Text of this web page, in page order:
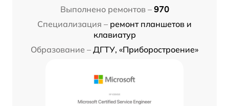
Выполнено ремонтов – 970
Специализация – ремонт планшетов и
клавиатур
Образование – ДГТУ, «Приборостроение»